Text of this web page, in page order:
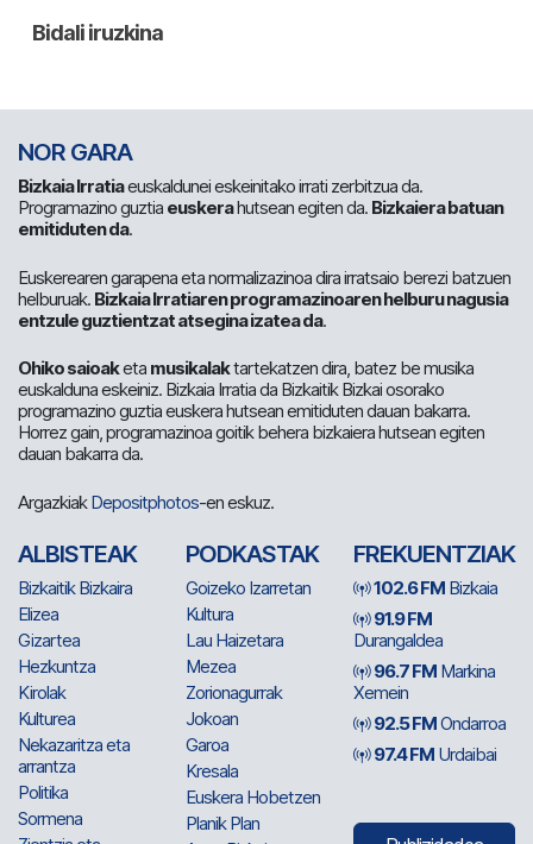
NOR GARA
Bizkaia Irratiaeuskaldunei eskeinitako irrati zerbitzua da.
Programazino guztia euskerahutsean egiten da. Bizkaiera batuan
emitiduten da.
Euskerearen garapena eta normalizazinoa dira irratsaio berezi batzuen
helburuak. Bizkaia Irratiaren programazinoaren helburu nagusia
entzule guztientzat atsegina izatea da.
Ohiko saioaketa musikalaktartekatzen dira, batez be musika
euskalduna eskeiniz. Bizkaia Irratia da Bizkaitik Bizkai osorako
programazino guztia euskera hutsean emitiduten dauan bakarra.
Horrez gain, programazinoa goitik behera bizkaiera hutsean egiten
dauan bakarra da.
ArgazkiakDepositphotos-en eskuz.
ALBISTEAK
Bizkaitik Bizkaira
Elizea
Gizartea
Hezkuntza
Kirolak
Kulturea
Nekazaritza eta
arrantza
Politika
Sormena
PODKASTAK
Goizeko Izarretan
Kultura
Lau Haizetara
Mezea
Zorionagurrak
Jokoan
Garoa
Kresala
Euskera Hobetzen
Planik Plan
FREKUENTZIAK
102.6 FM Bizkaia
91.9 FM
Durangaldea
96.7 FM Markina
Xemein
92.5 FMOndarroa
97.4 FM Urdaibai